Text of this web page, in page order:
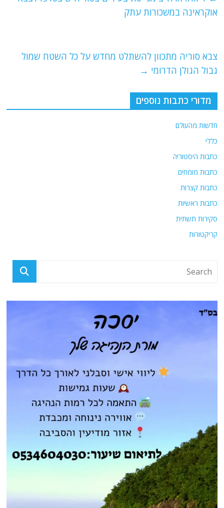
A
ra
k
אוקראינה במשכורות עתק
צבא סוריה מתכוון להשתלט מחדש על כל השטח שמול
גבול הגולן הדרומי →
מדורי כתבות נוספים
חדשות מהעולם
כללי
כתבות היסטוריה
כתבות מומחים
כתבות קצרות
כתבות ראשיות
סקירות תשתית
קריקטורות